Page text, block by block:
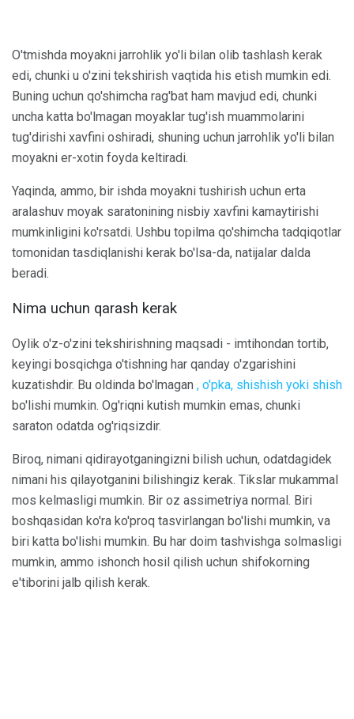
O'tmishda moyakni jarrohlik yo'li bilan olib tashlash kerak
edi, chunki u o'zini tekshirish vaqtida his etish mumkin edi.
Buning uchun qo'shimcha rag'bat ham mavjud edi, chunki
uncha katta bo'lmagan moyaklar tug'ish muammolarini
tug'dirishi xavfini oshiradi, shuning uchun jarrohlik yo'li bilan
moyakni er-xotin foyda keltiradi.
Yaqinda, ammo, bir ishda moyakni tushirish uchun erta
aralashuv moyak saratonining nisbiy xavfini kamaytirishi
mumkinligini ko'rsatdi. Ushbu topilma qo'shimcha tadqiqotlar
tomonidan tasdiqlanishi kerak bo'lsa-da, natijalar dalda
beradi.
Nima uchun qarash kerak
Oylik o'z-o'zini tekshirishning maqsadi - imtihondan tortib,
keyingi bosqichga o'tishning har qanday o'zgarishini
kuzatishdir. Bu oldinda bo'lmagan , o'pka, shishish yoki shish
bo'lishi mumkin. Og'riqni kutish mumkin emas, chunki
saraton odatda og'riqsizdir.
Biroq, nimani qidirayotganingizni bilish uchun, odatdagidek
nimani his qilayotganini bilishingiz kerak. Tikslar mukammal
mos kelmasligi mumkin. Bir oz assimetriya normal. Biri
boshqasidan ko'ra ko'proq tasvirlangan bo'lishi mumkin, va
biri katta bo'lishi mumkin. Bu har doim tashvishga solmasligi
mumkin, ammo ishonch hosil qilish uchun shifokorning
e'tiborini jalb qilish kerak.